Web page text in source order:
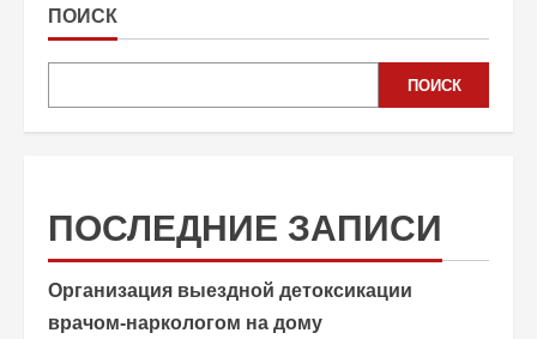
ПОИСК
ПОИСК
ПОСЛЕДНИЕ ЗАПИСИ
Организация выездной детоксикации
врачом-наркологом на дому